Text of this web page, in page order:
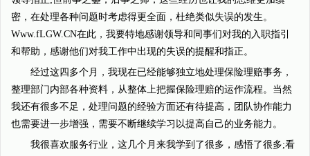
密，在处理各种问题时考虑得更全面，杜绝类似失误的发生。
Www.fLGW.CN在此，我要特地感谢领导和同事们对我的入职指引
和帮助，感谢他们对我工作中出现的失误的提醒和指正。
经过这四多个月，我现在已经能够独立地处理保险理赔事务，
整理部门内部各种资料，从整体上把握保险理赔的运作流程。当然
我还有很多不足，处理问题的经验方面还有待提高，团队协作能力
也需要进一步增强，需要不断继续学习以提高自己的业务能力。
我很喜欢服务行业，这几个月来我学到了很多，感悟了很多;看